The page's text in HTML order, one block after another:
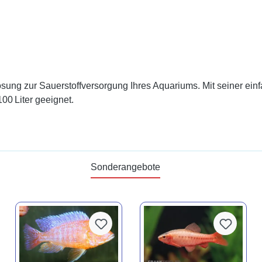
zur Sauerstoffversorgung Ihres Aquariums. Mit seiner
Liter geeignet.
Sonderangebote